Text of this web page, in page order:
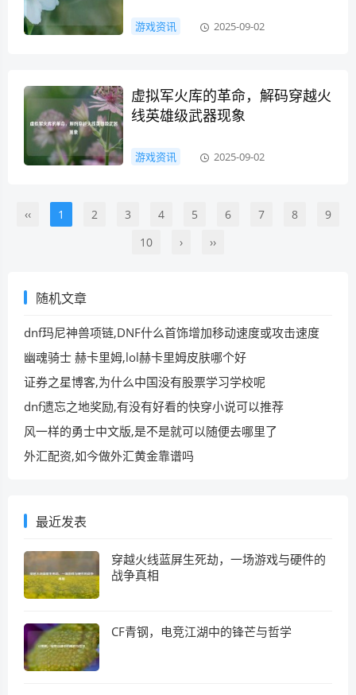
游戏资讯 2025-09-02
虚拟军火库的革命，解码穿越火
线英雄级武器现象
游戏资讯 2025-09-02
‹‹ 1 2 3 4 5 6 7 8
9
10
› ››
随机文章
dnf玛尼神兽项链,DNF什么首饰增加移动速度或攻击速度
幽魂骑士 赫卡里姆,lol赫卡里姆皮肤哪个好
证券之星博客,为什么中国没有股票学习学校呢
dnf遗忘之地奖励,有没有好看的快穿小说可以推荐
风一样的勇士中文版,是不是就可以随便去哪里了
外汇配资,如今做外汇黄金靠谱吗
最近发表
穿越火线蓝屏生死劫，一场游戏与硬件的
战争真相
CF青钢，电竞江湖中的锋芒与哲学